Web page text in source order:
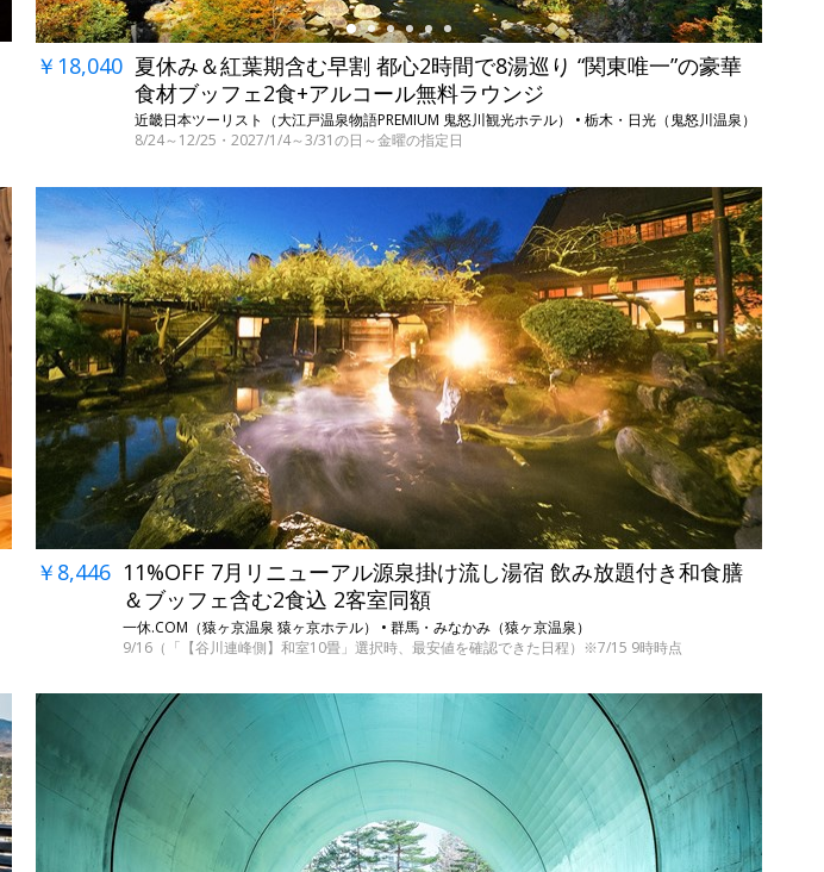
￥18,040 夏休み＆紅葉期含む早割 都心2時間で8湯巡り “関東唯一”の豪華
食材ブッフェ2食+アルコール無料ラウンジ
近畿日本ツーリスト（大江戸温泉物語PREMIUM 鬼怒川観光ホテル） • 栃木・日光（鬼怒川温泉）
8/24～12/25・2027/1/4～3/31の日～金曜の指定日
￥8,446 11%OFF 7月リニューアル源泉掛け流し湯宿 飲み放題付き和食膳
＆ブッフェ含む2食込 2客室同額
一休.COM（猿ヶ京温泉 猿ヶ京ホテル） • 群馬・みなかみ（猿ヶ京温泉）
9/16（「【谷川連峰側】和室10畳」選択時、最安値を確認できた日程）※7/15 9時時点